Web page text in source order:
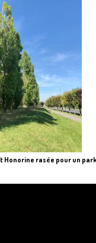
Honorine rasée pour un